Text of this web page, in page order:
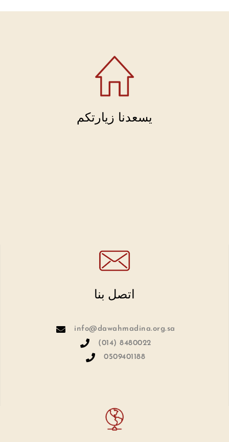
يسعدنا زيارتكم
اتصل بنا
info@dawahmadina.org.sa
(014) 8480022
0509401188